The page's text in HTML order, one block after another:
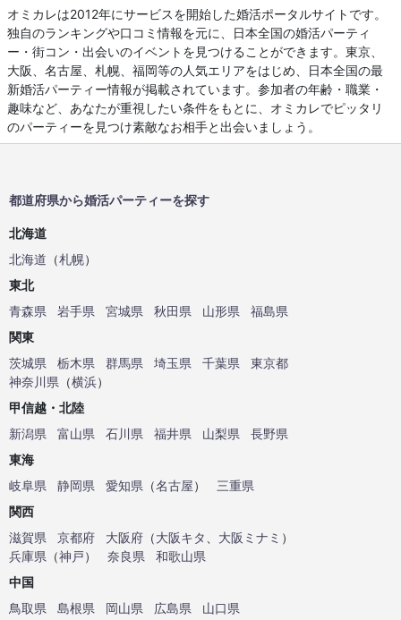
オミカレは2012年にサービスを開始した婚活ポータルサイトです。
独自のランキングや口コミ情報を元に、日本全国の婚活パーティ
ー・街コン・出会いのイベントを見つけることができます。東京、
大阪、名古屋、札幌、福岡等の人気エリアをはじめ、日本全国の最
新婚活パーティー情報が掲載されています。参加者の年齢・職業・
趣味など、あなたが重視したい条件をもとに、オミカレでピッタリ
のパーティーを見つけ素敵なお相手と出会いましょう。
都道府県から婚活パーティーを探す
北海道
北海道 （札幌）
東北
青森県
岩手県 宮城県 秋田県 山形県
福島県
関東
茨城県
栃木県 群馬県 埼玉県 千葉県
東京都
神奈川県 （横浜）
甲信越・北陸
新潟県
富山県 石川県 福井県 山梨県
長野県
東海
岐阜県
静岡県 愛知県 （名古屋）
三重県
関西
滋賀県
京都府 大阪府 （大阪キタ 大阪ミナミ ）
兵庫県 （神戸） 奈良県
和歌山県
中国
鳥取県
島根県 岡山県 広島県
山口県